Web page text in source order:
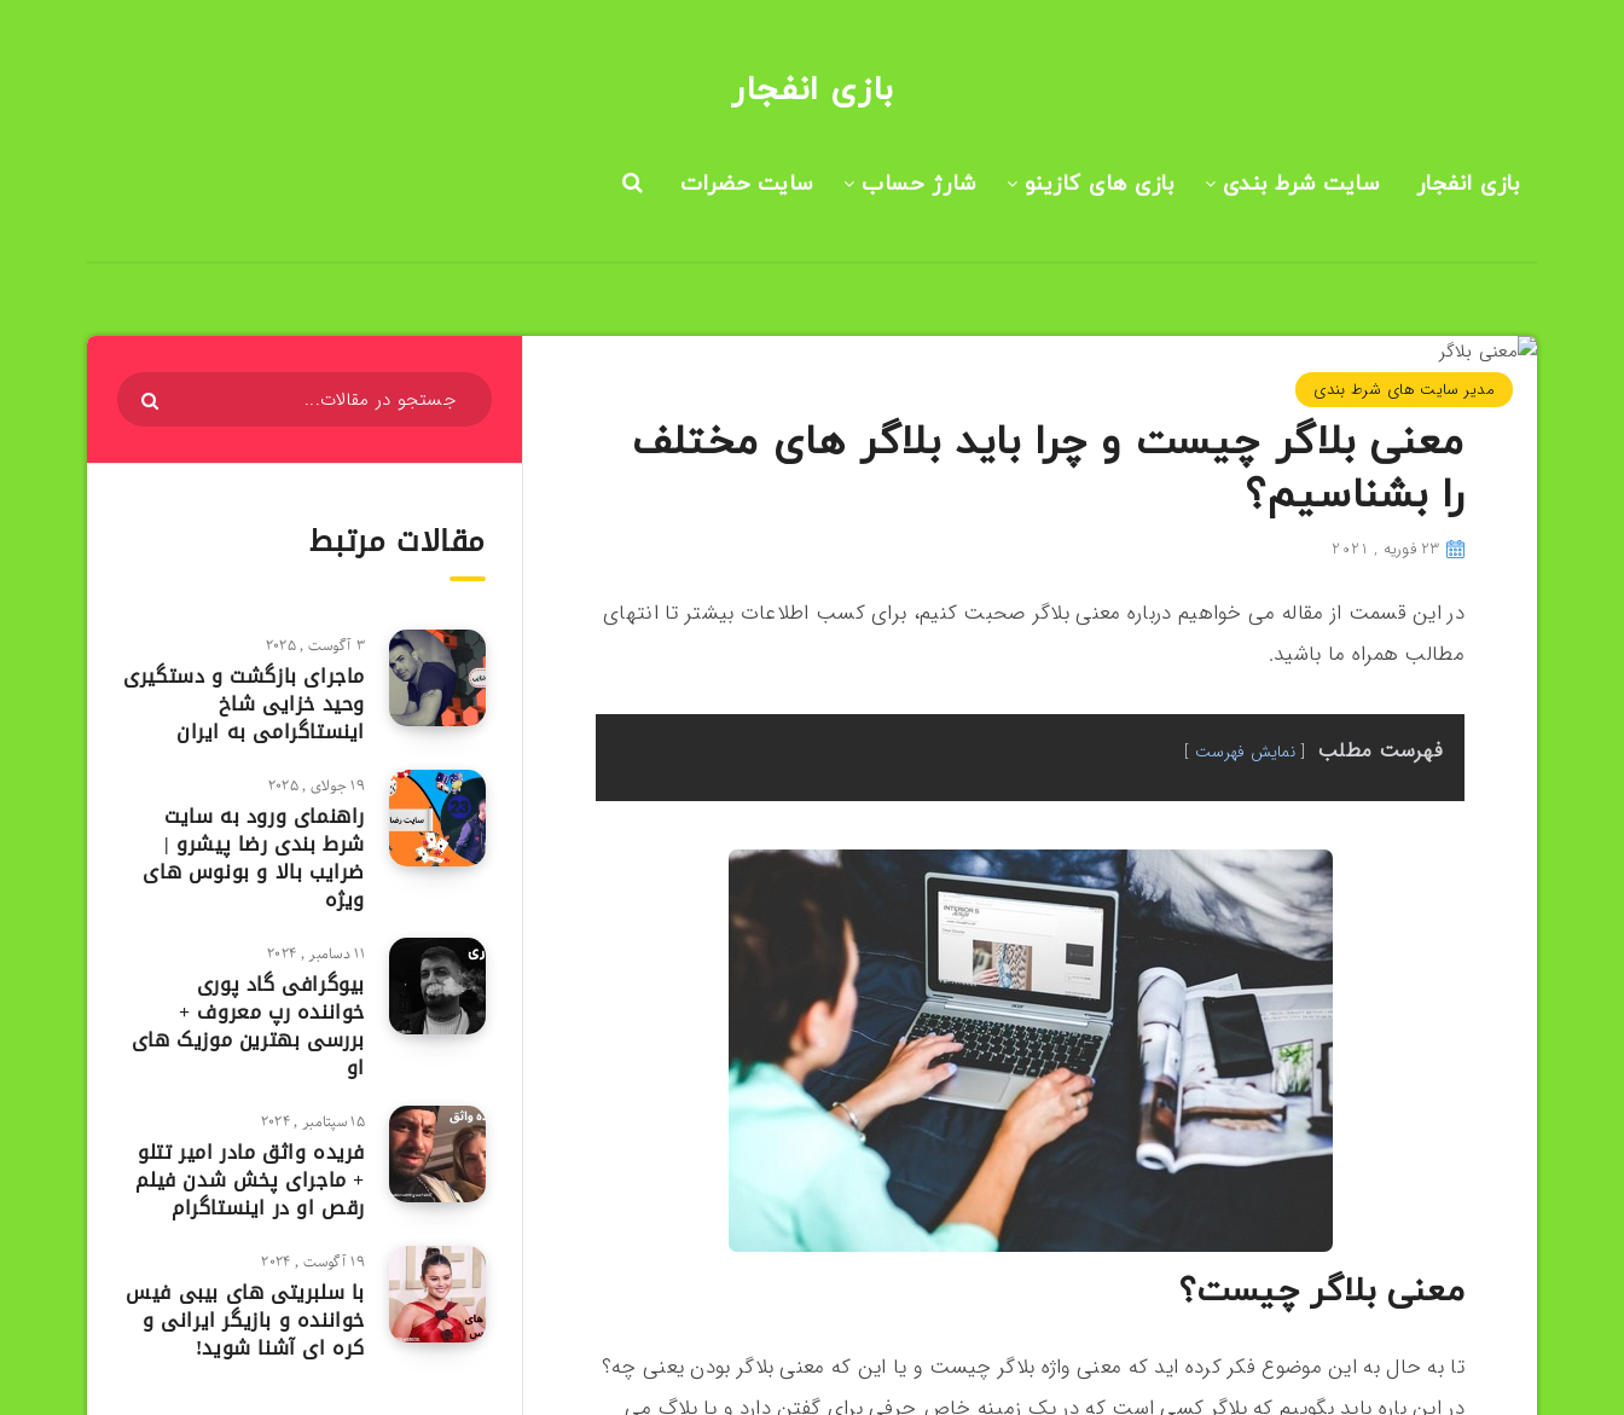
بازی انفجار
بازی انفجار سایت شرط بندی بازی های کازینو شارژ حساب سایت حضرات
مدیر سایت های شرط بندی
معنی بلاگر چیست و چرا باید بلاگر های مختلف
را بشناسیم؟
23 فوریه , 2021
در این قسمت از مقاله می خواهیم درباره معنی بلاگر صحبت کنیم، برای کسب اطلاعات بیشتر تا انتهای
مطالب همراه ما باشید.
فهرست مطلب نمایش فهرست
معنی بلاگر چیست؟
تا به حال به این موضوع فکر کرده اید که معنی واژه بلاگر چیست و یا این که معنی بلاگر بودن یعنی چه؟
در این باره باید بگوییم که بلاگر کسی است که در یک زمینه خاص حرفی برای گفتن دارد و یا بلاگ می
مقالات مرتبط
3 آگوست , 2025
ماجرای بازگشت و دستگیری
وحید خزایی شاخ
اینستاگرامی به ایران
19 جولای , 2025
راهنمای ورود به سایت
شرط بندی رضا پیشرو |
ضرایب بالا و بونوس های
ویژه
11 دسامبر , 2024
بیوگرافی گاد پوری
خواننده رپ معروف +
بررسی بهترین موزیک های
او
15 سپتامبر , 2024
فریده واثق مادر امیر تتلو
+ ماجرای پخش شدن فیلم
رقص او در اینستاگرام
19 آگوست , 2024
با سلبریتی های بیبی فیس
خواننده و بازیگر ایرانی و
کره ای آشنا شوید!